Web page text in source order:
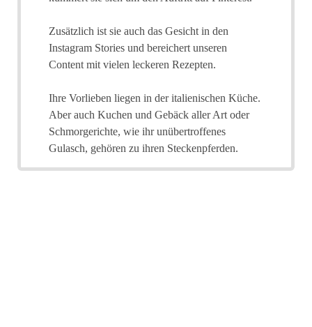
Zusätzlich ist sie auch das Gesicht in den
Instagram Stories und bereichert unseren
Content mit vielen leckeren Rezepten.
Ihre Vorlieben liegen in der italienischen Küche.
Aber auch Kuchen und Gebäck aller Art oder
Schmorgerichte, wie ihr unübertroffenes
Gulasch, gehören zu ihren Steckenpferden.